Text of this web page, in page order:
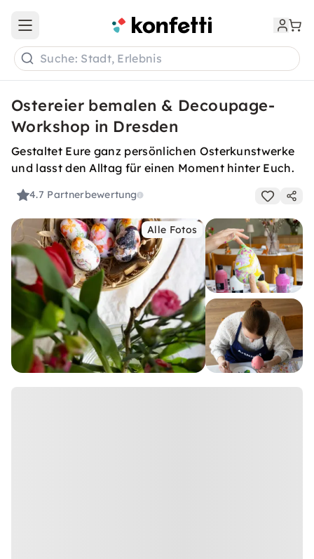
Open main menu
Suche: Stadt, Erlebnis
Ostereier bemalen & Decoupage-
Workshop in Dresden
Gestaltet Eure ganz persönlichen Osterkunstwerke
und lasst den Alltag für einen Moment hinter Euch.
4.7 Partnerbewertung
Alle Fotos